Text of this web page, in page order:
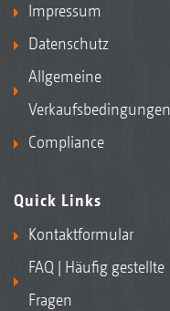
Impressum
Datenschutz
Allgemeine
Verkaufsbedingungen
Compliance
Quick Links
Kontaktformular
FAQ | Häufig gestellte
Fragen